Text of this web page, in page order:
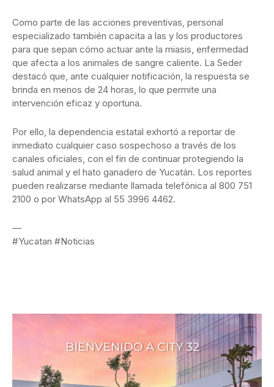
Como parte de las acciones preventivas, personal
especializado también capacita a las y los productores
para que sepan cómo actuar ante la miasis, enfermedad
que afecta a los animales de sangre caliente. La Seder
destacó que, ante cualquier notificación, la respuesta se
brinda en menos de 24 horas, lo que permite una
intervención eficaz y oportuna.
Por ello, la dependencia estatal exhortó a reportar de
inmediato cualquier caso sospechoso a través de los
canales oficiales, con el fin de continuar protegiendo la
salud animal y el hato ganadero de Yucatán. Los reportes
pueden realizarse mediante llamada telefónica al 800 751
2100 o por WhatsApp al 55 3996 4462.
—
#Yucatan #Noticias